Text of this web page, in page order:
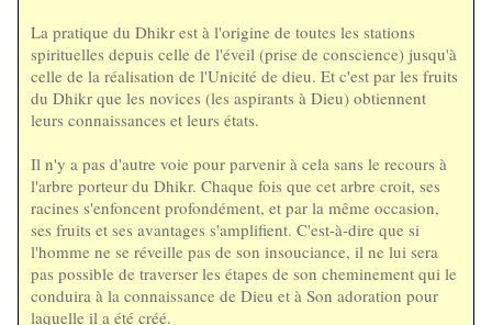
La pratique du Dhikr est à l'origine de toutes les stations
spirituelles depuis celle de l'éveil (prise de conscience) jusqu'à
celle de la réalisation de l'Unicité de dieu. Et c'est par les fruits
du Dhikr que les novices (les aspirants à Dieu) obtiennent
leurs connaissances et leurs états.
Il n'y a pas d'autre voie pour parvenir à cela sans le recours à
l'arbre porteur du Dhikr. Chaque fois que cet arbre croit, ses
racines s'enfoncent profondément, et par la même occasion,
ses fruits et ses avantages s'amplifient. C'est-à-dire que si
l'homme ne se réveille pas de son insouciance, il ne lui sera
pas possible de traverser les étapes de son cheminement qui le
conduira à la connaissance de Dieu et à Son adoration pour
laquelle il a été créé.